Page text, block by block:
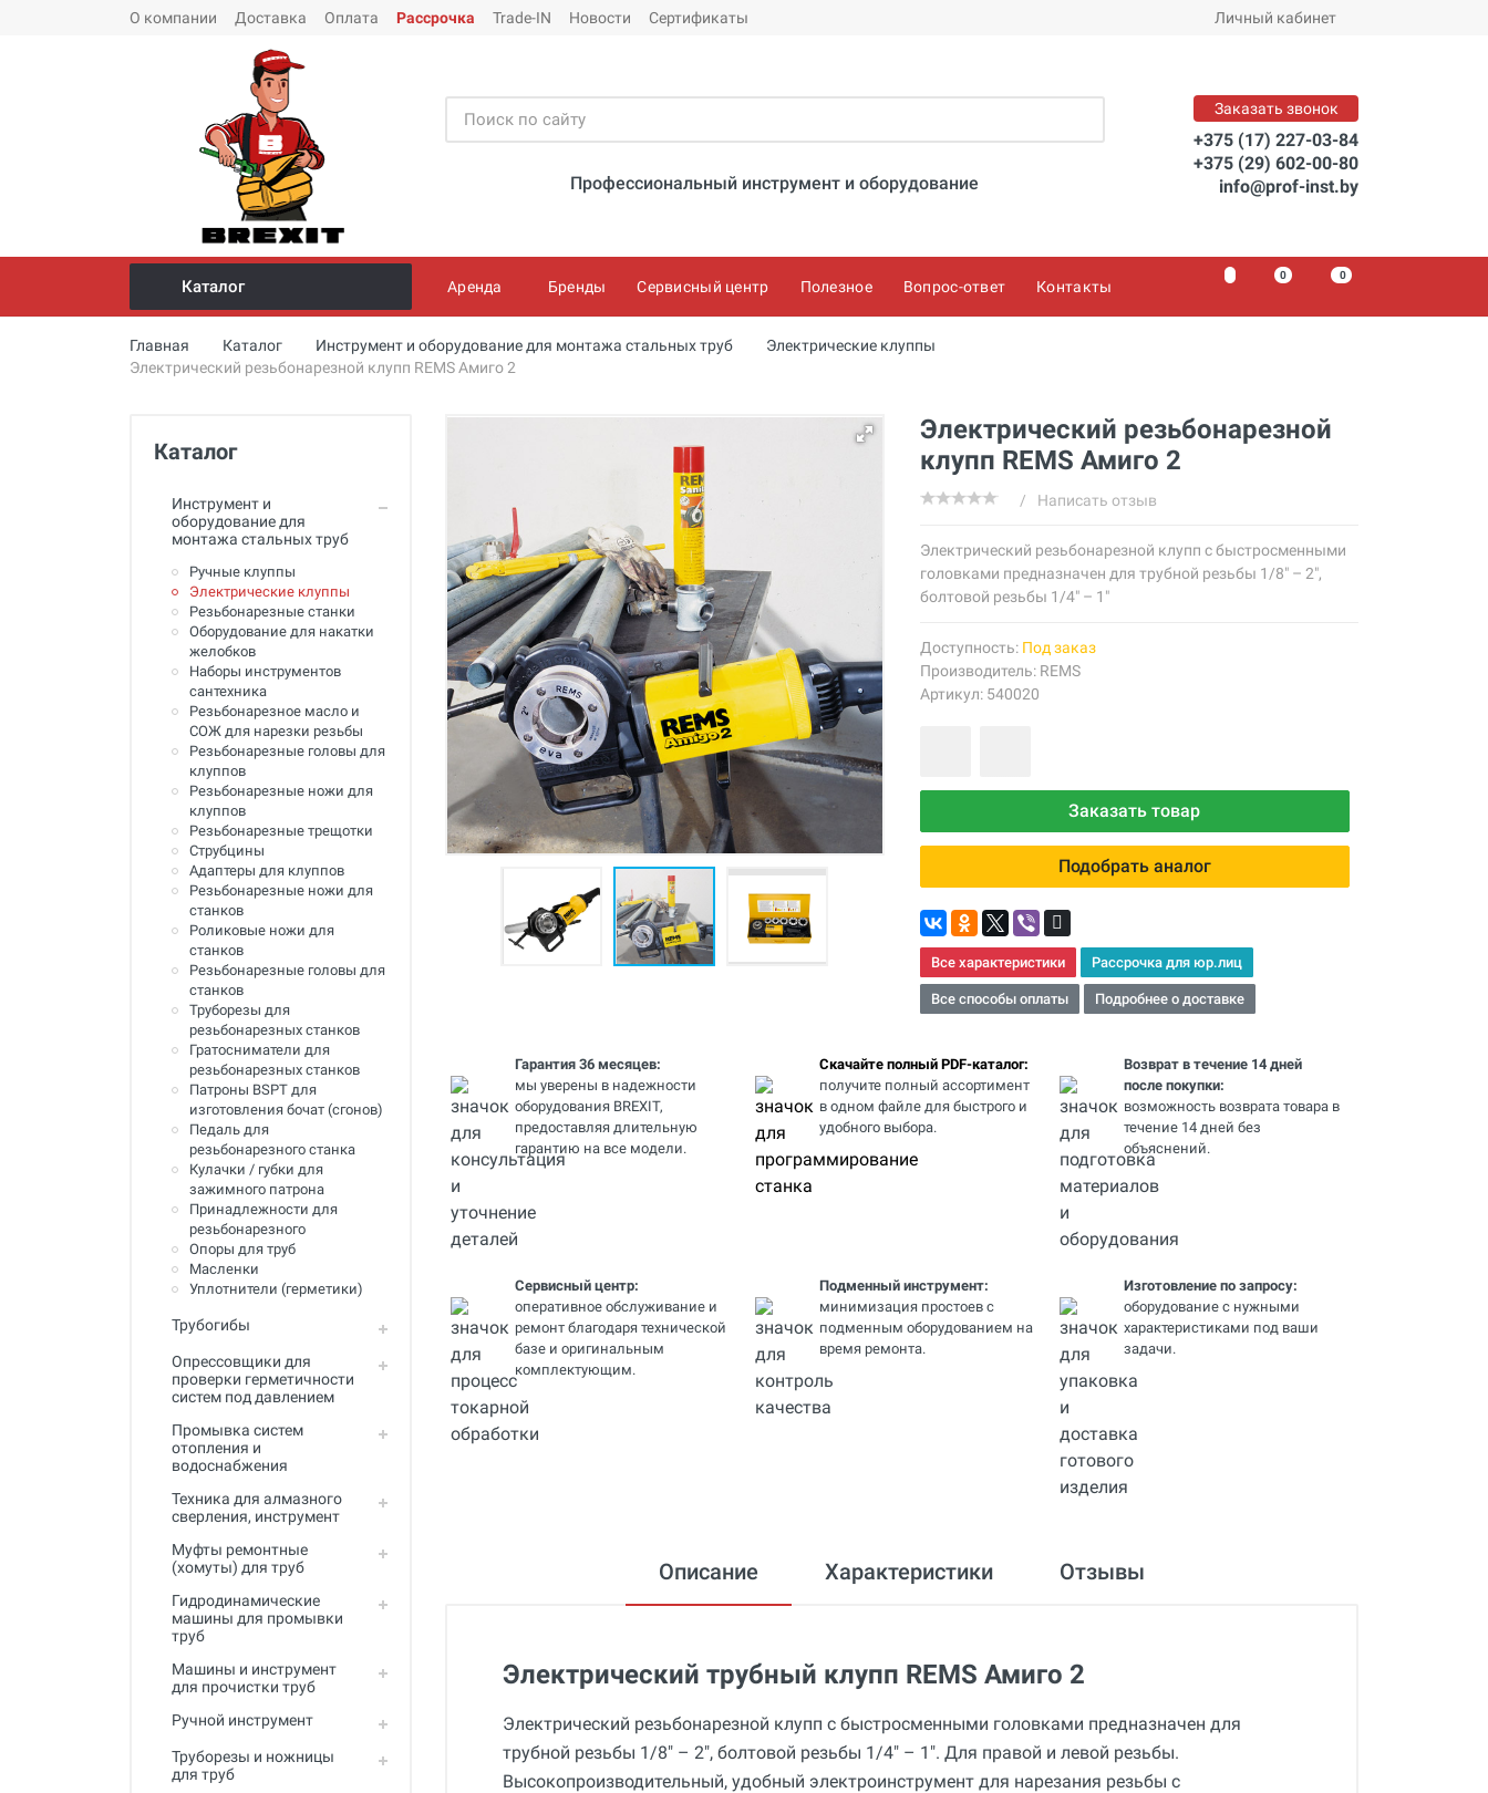
О компании Доставка Оплата Рассрочка Trade-IN Новости Сертификаты Личный кабинет
Профессиональный инструмент и оборудование
Заказать звонок
+375 (17) 227-03-84
+375 (29) 602-00-80
info@prof-inst.by
Инструмент и оборудование для
монтажа стальных труб
герметичности систем под
Промывка систем отопления и
водоснабжения
Техника для алмазного
сверления, инструмент
Муфты ремонтные (хомуты) для
Гидродинамические машины
для промывки труб
Машины и инструмент для
прочистки труб
Ручной инструмент
Труборезы и ножницы для труб
Инструмент и оборудование для
сварки пластиковых труб
Инструмент и оборудование для
монтажа металлопластиковых,
медных, PEX труб
Инструмент для пайки, сварки и
резки. Припой и флюс
Оборудование для сварки
полимеров
Оборудование для
телеинспекции трубопроводов
Малая дорожная техника
Алмазные диски
Плиткорезы
Сверлильные станки
Инструмент для укладки
напольных покрытий
Строительный инструмент и
оборудование
Полный каталог
Каталог Аренда Бренды Сервисный центр Полезное Вопрос-ответ Контакты
0 00
Главная Каталог Инструмент и оборудование для монтажа стальных труб
Электрические клуппы
Электрический резьбонарезной клупп REMS Амиго 2
Каталог
Инструмент и
оборудование для
монтажа стальных труб
Ручные клуппы
Электрические клуппы
Резьбонарезные станки
Оборудование для накатки
желобков
Наборы инструментов
сантехника
Резьбонарезное масло и
СОЖ для нарезки резьбы
Резьбонарезные головы для
клуппов
Резьбонарезные ножи для
клуппов
Резьбонарезные трещотки
Струбцины
Адаптеры для клуппов
Резьбонарезные ножи для
станков
Роликовые ножи для
станков
Резьбонарезные головы для
станков
Труборезы для
резьбонарезных станков
Гратосниматели для
резьбонарезных станков
Патроны BSPT для
изготовления бочат (сгонов)
Педаль для
резьбонарезного станка
Кулачки / губки для
зажимного патрона
Принадлежности для
резьбонарезного
Опоры для труб
Масленки
Уплотнители (герметики)
Трубогибы
Опрессовщики для
проверки герметичности
систем под давлением
Промывка систем
отопления и
водоснабжения
Техника для алмазного
сверления, инструмент
Муфты ремонтные
(хомуты) для труб
Гидродинамические
машины для промывки
труб
Машины и инструмент
для прочистки труб
Ручной инструмент
Труборезы и ножницы
для труб
Электрический резьбонарезной
клупп REMS Амиго 2
/ Написать отзыв
Электрический резьбонарезной клупп с быстросменными
головками предназначен для трубной резьбы 1/8" – 2",
болтовой резьбы 1/4" – 1"
Доступность: Под заказ
Производитель: REMS
Артикул: 540020
Заказать товар
Подобрать аналог
Все характеристики Рассрочка для юр.лиц
Все способы оплаты Подробнее о доставке
Гарантия 36 месяцев:
мы уверены в надежности
оборудования BREXIT,
предоставляя длительную
гарантию на все модели.
Скачайте полный PDF-каталог:
получите полный ассортимент
в одном файле для быстрого и
удобного выбора.
Возврат в течение 14 дней
после покупки:
возможность возврата товара в
течение 14 дней без
объяснений.
Сервисный центр:
оперативное обслуживание и
ремонт благодаря технической
базе и оригинальным
комплектующим.
Подменный инструмент:
минимизация простоев с
подменным оборудованием на
время ремонта.
Изготовление по запросу:
оборудование с нужными
характеристиками под ваши
задачи.
Описание Характеристики Отзывы
Электрический трубный клупп REMS Амиго 2
Электрический резьбонарезной клупп с быстросменными головками предназначен для
трубной резьбы 1/8" – 2", болтовой резьбы 1/4" – 1". Для правой и левой резьбы.
Высокопроизводительный, удобный электроинструмент для нарезания резьбы с